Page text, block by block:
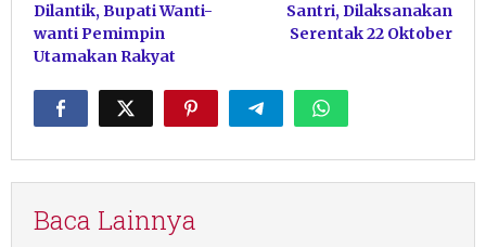
Dilantik, Bupati Wanti-
wanti Pemimpin
Utamakan Rakyat
Santri, Dilaksanakan
Serentak 22 Oktober
Baca Lainnya